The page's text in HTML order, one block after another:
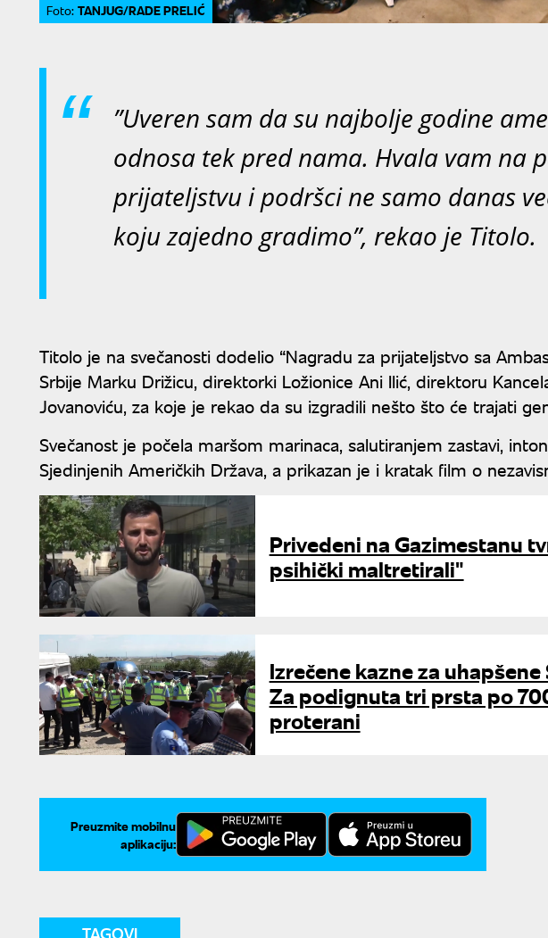
Foto: TANJUG/RADE PRELIĆ
”Uveren sam da su najbolje godine
odnosa tek pred nama. Hvala vam na
prijateljstvu i podršci ne samo danas
koju zajedno gradimo”, rekao je Titolo.
Titolo je na svečanosti dodelio “Nagradu za prijateljstvo sa
Srbije Marku Drižicu, direktorki Ložionice Ani Ilić, direktoru
Jovanoviću, za koje je rekao da su izgradili nešto što će trajati
Svečanost je počela maršom marinaca, salutiranjem zastavi,
Sjedinjenih Američkih Država, a prikazan je i kratak film o
Privedeni na Gazimestanu
psihički maltretirali"
Izrečene kazne za
Za podignuta tri prsta po
proterani
Preuzmite mobilnu
aplikaciju: